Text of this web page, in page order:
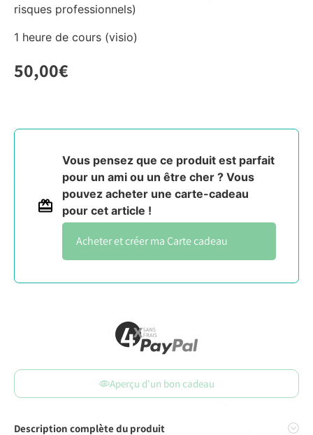
risques professionnels)
1 heure de cours (visio)
50,00€
Vous pensez que ce produit est parfait
pour un ami ou un être cher ? Vous
pouvez acheter une carte-cadeau
pour cet article !
Carte cadeau
Aperçu d'un bon cadeau
Description complète du produit